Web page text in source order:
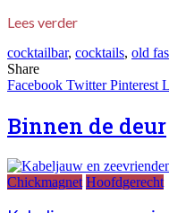
Lees verder
cocktailbar, cocktails, old
Share
Facebook TwitterPinterest
Binnen de deur
Chickmagnet Hoofdgerecht